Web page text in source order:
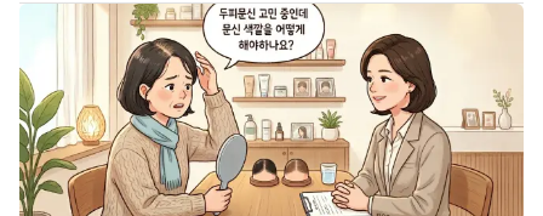
알아서 둘다 알고 계신 분이라면 함께 쓰면 더 효과적이지 않을까